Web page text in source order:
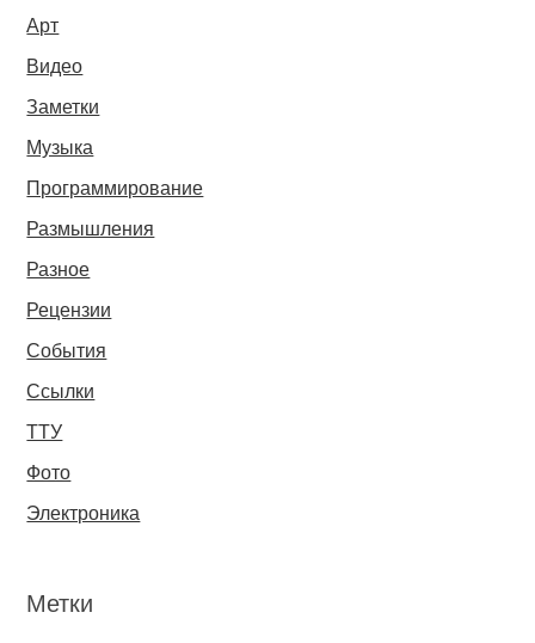
Арт
Видео
Заметки
Музыка
Программирование
Размышления
Разное
Рецензии
События
Ссылки
ТТУ
Фото
Электроника
Метки